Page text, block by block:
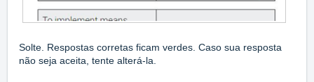
Solte. Respostas corretas ficam verdes. Caso sua resposta
não seja aceita, tente alterá-la.